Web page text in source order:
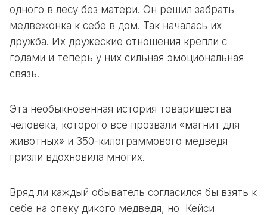
одного в лесу без матери. Он решил забрать
медвежонка к себе в дом. Так началась их
дружба. Их дружеские отношения крепли с
годами и теперь у них сильная эмоциональная
связь.
Эта необыкновенная история товарищества
человека, которого все прозвали «магнит для
животных» и 350-килограммового медведя
гризли вдохновила многих.
Вряд ли каждый обыватель согласился бы взять к
себе на опеку дикого медведя, но Кейси